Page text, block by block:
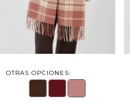
OTRAS OPCIONES: